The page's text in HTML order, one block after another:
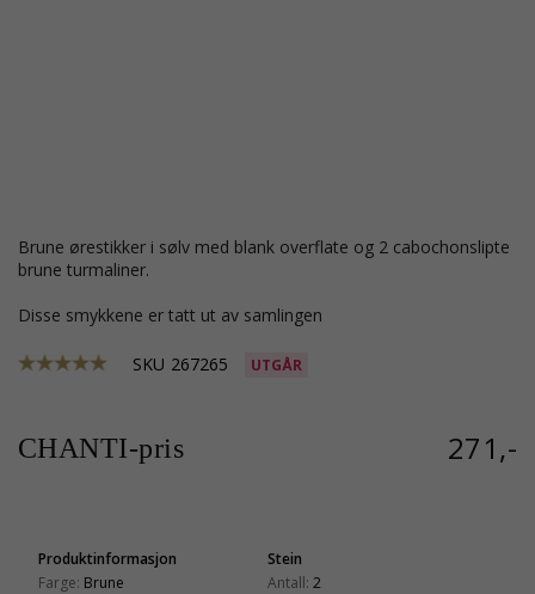
brune ørestikker i sølv med blank overflate og 2 cabochonslipte
brune turmaliner.
Disse smykkene er tatt ut av samlingen
SKU 267265 UTGÅR
CHANTI-pris 271,-
Produktinformasjon
Farge: Brune
Stein
Antall: 2